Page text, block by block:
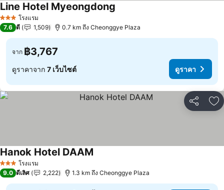
3 ดาว โรงแรม
Line Hotel Myeongdong
7.6 ดี 1,509 0.7 km ถึง Cheonggye Plaza
จาก ฿3,767
ดูราคาจาก 7 เว็บไซต์ ดูราคา
แชร์ เ
3 ดาว โรงแรม
Hanok Hotel DAAM
9.0 ดีเลิศ 2,222 1.3 km ถึง Cheonggye Plaza